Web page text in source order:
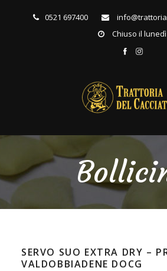
0521 697400
Chiuso il lunedì
SERVO SUO EXTRA DRY –
VALDOBBIADENE DOCG